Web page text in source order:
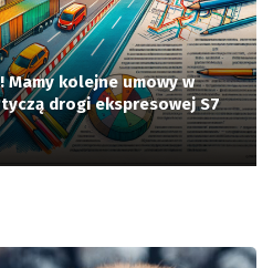
Mamy kolejne umowy w
drogi ekspresowej S7